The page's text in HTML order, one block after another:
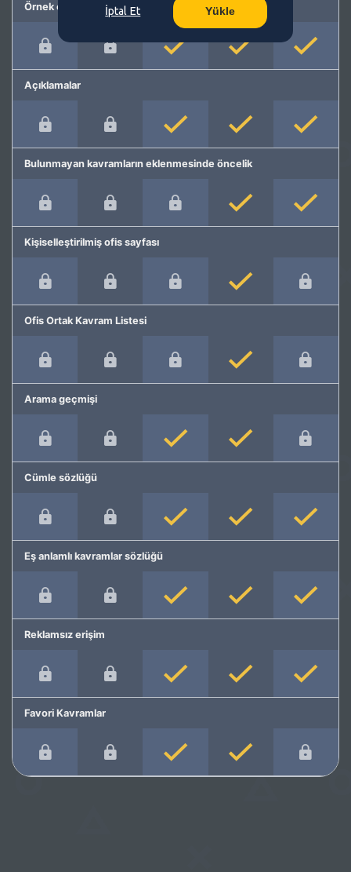
Örnek cümleler
Açıklamalar
Bulunmayan kavramların eklenmesinde öncelik
Kişiselleştirilmiş ofis sayfası
Ofis Ortak Kavram Listesi
Arama geçmişi
Cümle sözlüğü
Eş anlamlı kavramlar sözlüğü
Reklamsız erişim
Favori Kavramlar
İptal Et Yükle